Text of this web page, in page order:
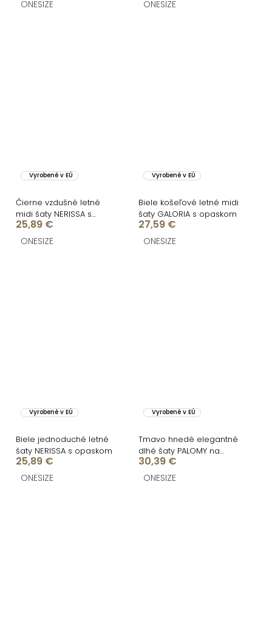
ONESIZE ONESIZE
Vyrobené v EÚ
Čierne vzdušné letné
midi šaty NERISSA s
opaskom
25,89 €
ONESIZE
Vyrobené v EÚ
Biele košeľové letné midi
šaty GALORIA s opaskom
27,59 €
ONESIZE
Vyrobené v EÚ
Biele jednoduché letné
šaty NERISSA s opaskom
25,89 €
ONESIZE
Vyrobené v EÚ
Tmavo hnedé elegantné
dlhé šaty PALOMY na
ramienkach
30,39 €
ONESIZE